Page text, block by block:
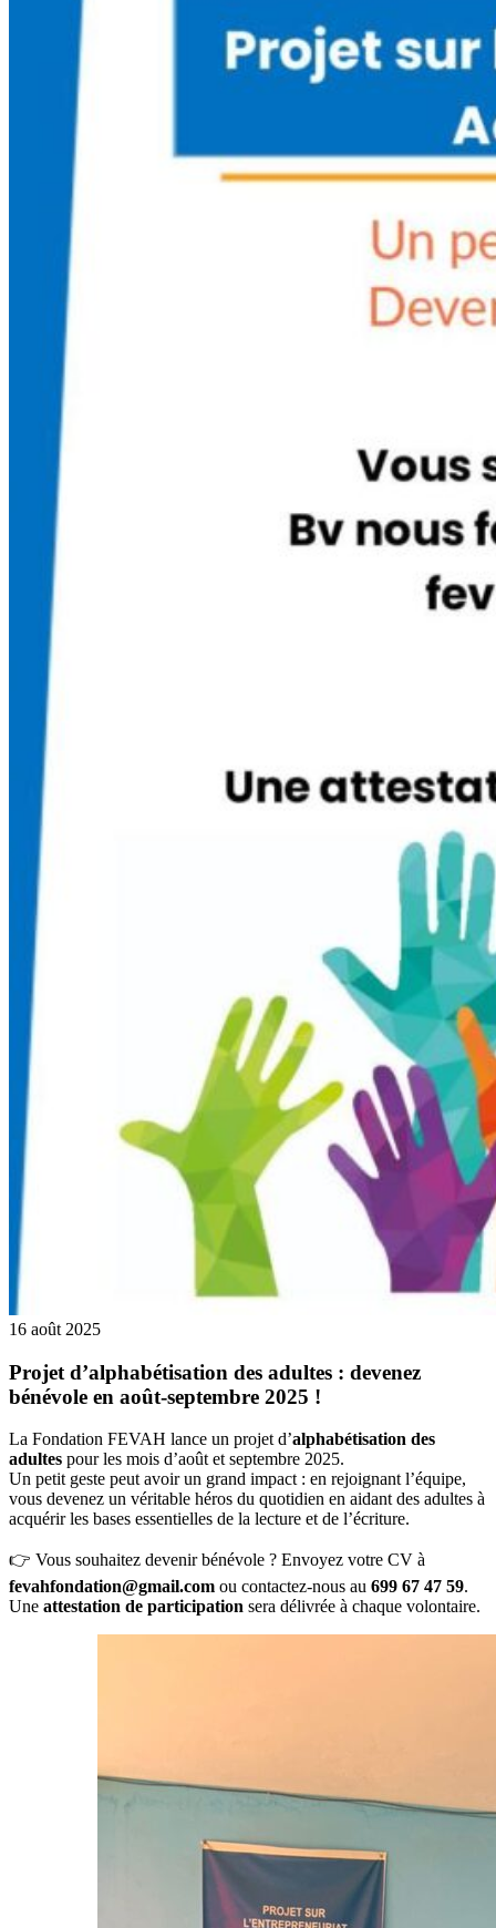
16 août 2025
Projet d’alphabétisation des adultes : devenez
bénévole en août-septembre 2025 !
La Fondation FEVAH lance un projet d’alphabétisation des
adultes pour les mois d’août et septembre 2025.
Un petit geste peut avoir un grand impact : en rejoignant l’équipe,
vous devenez un véritable héros du quotidien en aidant des adultes à
acquérir les bases essentielles de la lecture et de l’écriture.
👉 Vous souhaitez devenir bénévole ? Envoyez votre CV à
fevahfondation@gmail.com ou contactez-nous au 699 67 47 59.
Une attestation de participation sera délivrée à chaque volontaire.